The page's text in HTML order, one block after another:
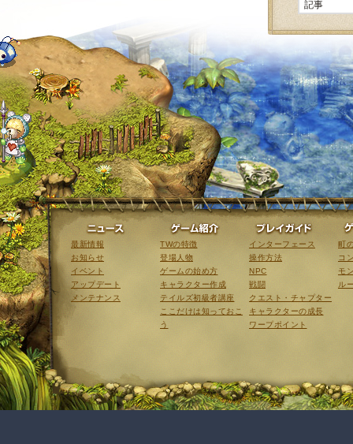
ニュース
最新情報
お知らせ
イベント
アップデート
メンテナンス
ゲーム紹介
TWの特徴
登場人物
ゲームの始め方
キャラクター作成
テイルズ初級者講座
ここだけは知っておこ
う
インターフェース
操作方法
NPC
戦闘
クエスト・チャプター
キャラクターの成長
ワープポイント
町
コ
モ
ル